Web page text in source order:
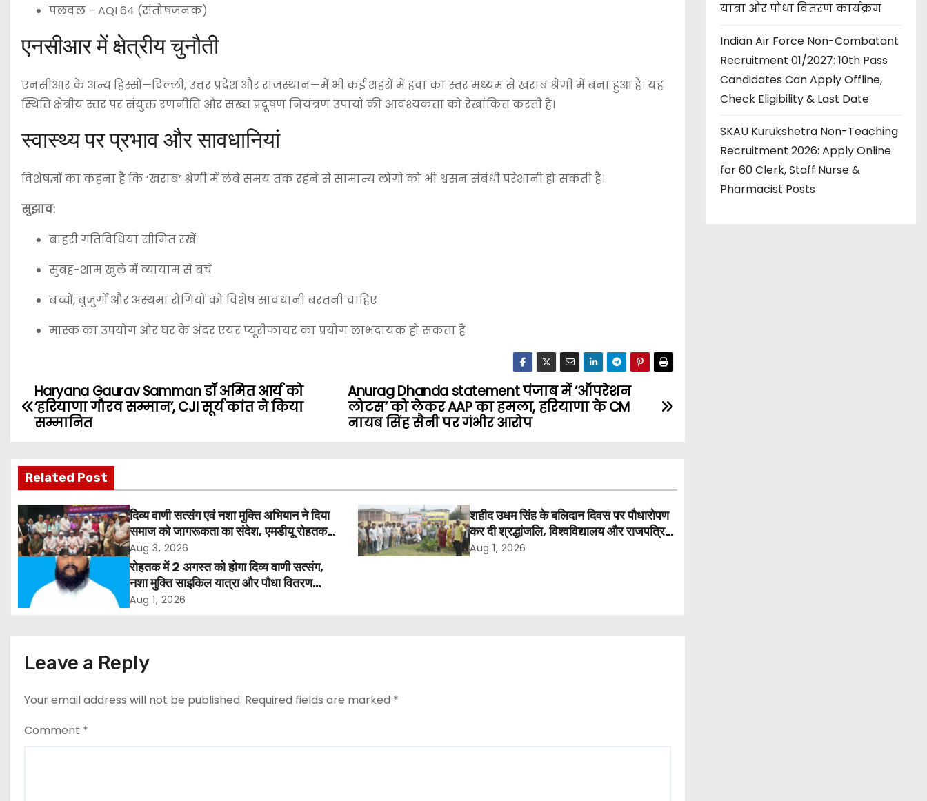
पलवल – AQI 64 (संतोषजनक)
एनसीआर में क्षेत्रीय चुनौती
एनसीआर के अन्य हिस्सों—दिल्ली,उत्तर प्रदेशऔरराजस्थान—में भी कई शहरों में हवा का स्तर मध्यम से खराब श्रेणी में बना हुआ है। यह
स्थिति क्षेत्रीय स्तर पर संयुक्त रणनीति और सख्त प्रदूषण नियंत्रण उपायों की आवश्यकता को रेखांकित करती है।
स्वास्थ्य पर प्रभाव और सावधानियां
विशेषज्ञों का कहना है कि ‘खराब’ श्रेणी में लंबे समय तक रहने से सामान्य लोगों को भी श्वसन संबंधी परेशानी हो सकती है।
सुझाव:
बाहरी गतिविधियां सीमित रखें
सुबह-शाम खुले में व्यायाम से बचें
बच्चों, बुजुर्गों और अस्थमा रोगियों को विशेष सावधानी बरतनी चाहिए
मास्क का उपयोग और घर के अंदर एयर प्यूरीफायर का प्रयोग लाभदायक हो सकता है
P
t
n
a
a
Anurag Dhanda statement पंजाब में ‘ऑपरेशन
लोटस’ को लेकर AAP का हमला, हरियाणा के CM
नायब सिंह सैनी पर गंभीर आरोप
Haryana Gaurav Samman डॉ अमित आर्य को
‘हरियाणा गौरव सम्मान’, CJI सूर्य कांत ने किया
सम्मानित
Related Post
दिव्य वाणी सत्संग एवं नशा मुक्ति अभियान ने दिया
समाज को जागरूकता का संदेश, एमडीयू रोहतक में
हजारों लोगों ने लिया संकल्प
Aug 3, 2026
शहीद उधम सिंह के बलिदान दिवस पर पौधारोपण
कर दी श्रद्धांजलि, विश्वविद्यालय और राजपत्रित
अवकाश बहाल करने की उठी मांग
Aug 1, 2026
रोहतक में 2 अगस्त को होगा दिव्य वाणी सत्संग,
नशा मुक्ति साइकिल यात्रा और पौधा वितरण
कार्यक्रम
Aug 1, 2026
Leave a Reply
Your email address will not be published. Required fields are marked *
Comment *
यात्रा और पौधा वितरण कार्यक्रम
Indian Air Force Non-Combatant
Recruitment 01/2027: 10th Pass
Candidates Can Apply Offline,
Check Eligibility & Last Date
SKAU Kurukshetra Non-Teaching
Recruitment 2026: Apply Online
for 60 Clerk, Staff Nurse &
Pharmacist Posts